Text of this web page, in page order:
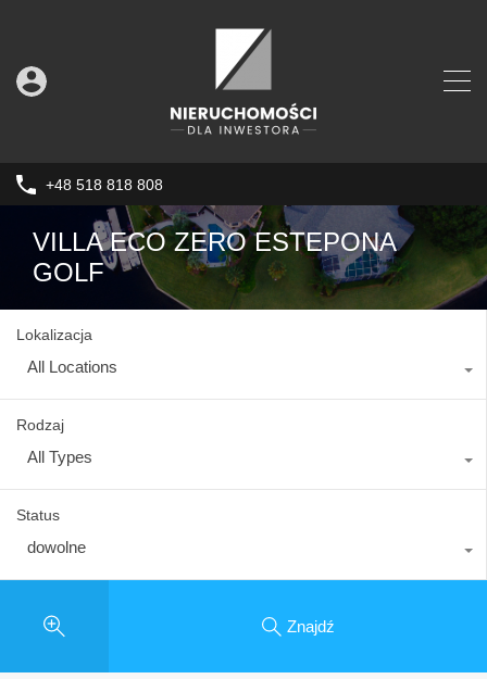
+48 518 818 808
VILLA ECO ZERO ESTEPONA
GOLF
Lokalizacja
All Locations
Rodzaj
All Types
Status
dowolne
Znajdź